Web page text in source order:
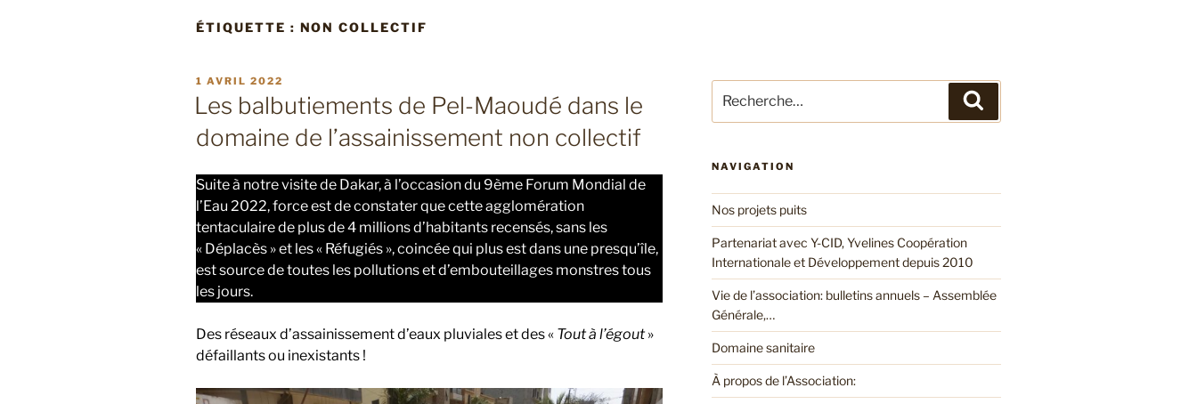
ÉTIQUETTE : NON COLLECTIF
PUBLIÉ
LE
1 AVRIL 2022
Les balbutiements de Pel-Maoudé dans le
domaine de l’assainissement non collectif
Suite à notre visite de Dakar, à l’occasion du 9ème Forum Mondial de
l’Eau 2022, force est de constater que cette agglomération
tentaculaire de plus de 4 millions d’habitants recensés, sans les
« Déplacès » et les « Réfugiés », coincée qui plus est dans une presqu’île,
est source de toutes les pollutions et d’embouteillages monstres tous
les jours.
Des réseaux d’assainissement d’eaux pluviales et des « Tout à l’égout»
défaillants ou inexistants !
pour
:
NAVIGATION
Nos projets puits
Partenariat avec Y-CID, Yvelines Coopération
Internationale et Développement depuis 2010
Vie de l’association: bulletins annuels – Assemblée
Générale,…
Domaine sanitaire
À propos de l’Association: